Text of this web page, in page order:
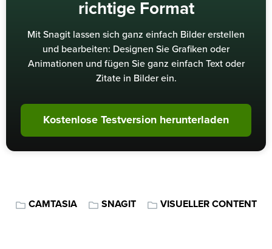
richtige Format
Mit Snagit lassen sich ganz einfach Bilder erstellen
und bearbeiten: Designen Sie Grafiken oder
Animationen und fügen Sie ganz einfach Text oder
Zitate in Bilder ein.
Kostenlose Testversion herunterladen
CAMTASIA SNAGIT VISUELLER CONTENT